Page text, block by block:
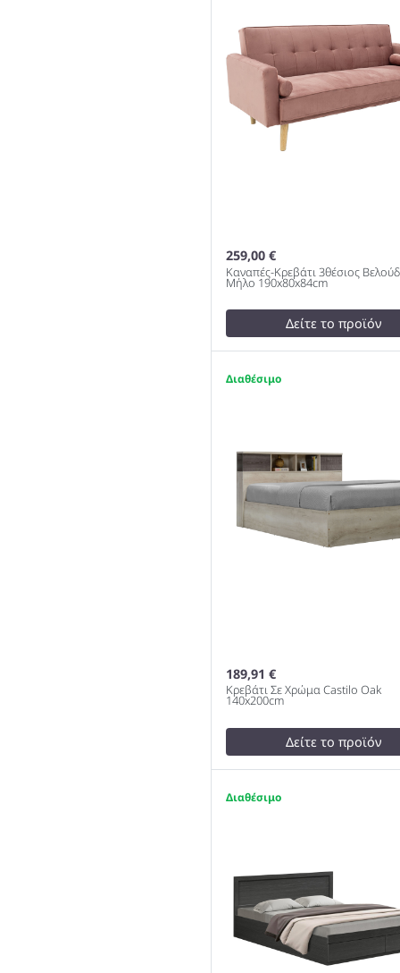
259,00 €
Καναπές-Κρεβάτι 3θέσιος
Μήλο 190x80x84cm
Δείτε το προϊόν
testFalse
Καναπές-Κρεβάτι 3θέσιος
Βελούδο Σάπιο Μήλο
189,91 €
Κρεβάτι Σε Χρώμα Castilo Oak
140x200cm
Δείτε το προϊόν
testFalse
Κρεβάτι Σε Χρώμα Castilo
140x200cm 978